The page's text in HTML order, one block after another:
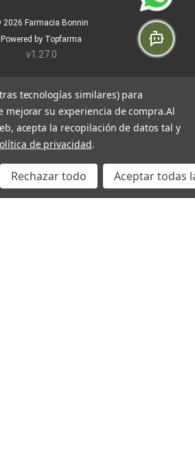
2026 Farmacia Bonnin
Powered by Topfarma
v1.27.0
tecnologías similares) para
mejorar su experiencia de compra.Al
acepta la recopilación de datos tal y
de privacidad.
Rechazar todo Aceptar todas